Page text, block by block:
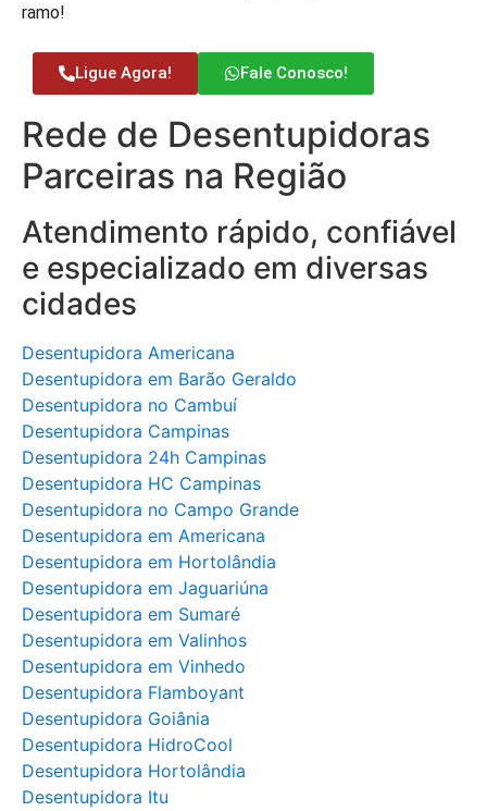
ramo!
Ligue Agora! Fale Conosco!
Rede de Desentupidoras
Parceiras na Região
Atendimento rápido, confiável
e especializado em diversas
cidades
Desentupidora Americana
Desentupidora em Barão Geraldo
Desentupidora no Cambuí
Desentupidora Campinas
Desentupidora 24h Campinas
Desentupidora HC Campinas
Desentupidora no Campo Grande
Desentupidora em Americana
Desentupidora em Hortolândia
Desentupidora em Jaguariúna
Desentupidora em Sumaré
Desentupidora em Valinhos
Desentupidora em Vinhedo
Desentupidora Flamboyant
Desentupidora Goiânia
Desentupidora HidroCool
Desentupidora Hortolândia
Desentupidora Itu